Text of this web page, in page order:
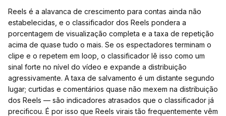
Reels é a alavanca de crescimento para contas ainda não
estabelecidas, e o classificador dos Reels pondera a
porcentagem de visualização completa e a taxa de repetição
acima de quase tudo o mais. Se os espectadores terminam o
clipe e o repetem em loop, o classificador lê isso como um
sinal forte no nível do vídeo e expande a distribuição
agressivamente. A taxa de salvamento é um distante segundo
lugar; curtidas e comentários quase não mexem na distribuição
dos Reels — são indicadores atrasados que o classificador já
precificou. É por isso que Reels virais tão frequentemente vêm